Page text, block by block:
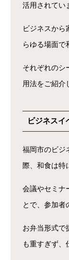
活用されてい
ビジネスから
らゆる場面で
それぞれのシ
用法をご紹介
ビジネスイ
福岡市のビジ
際、和食は特
会議やセミナ
とで、参加者
お弁当形式で
も重すぎず、